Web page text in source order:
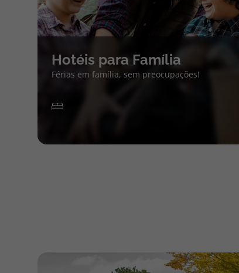
Hotéis para Família
Férias em família, sem preocupações!